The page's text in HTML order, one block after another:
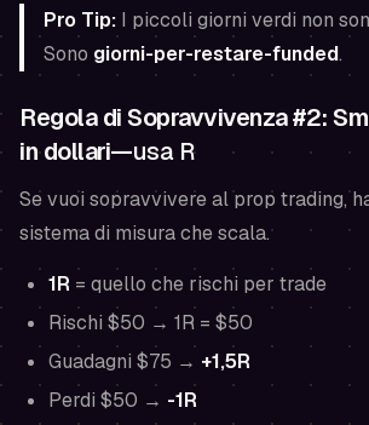
Pro Tip: I piccoli giorni verdi non
Sono giorni-per-restare-funded.
Regola di Sopravvivenza #2:
in dollari—usa R
Se vuoi sopravvivere al prop trading,
sistema di misura che scala.
1R = quello che rischi per trade
Rischi $50 → 1R = $50
Guadagni $75 → +1,5R
Perdi $50 → -1R